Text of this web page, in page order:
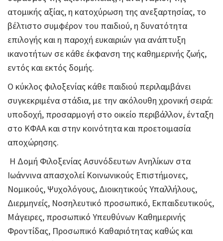
ατομικής αξίας, η κατοχύρωση της ανεξαρτησίας, το
βέλτιστο συμφέρον του παιδιού, η δυνατότητα
επιλογής και η παροχή ευκαιριών για ανάπτυξη
ικανοτήτων σε κάθε έκφανση της καθημερινής ζωής,
εντός και εκτός δομής.
Ο κύκλος φιλοξενίας κάθε παιδιού περιλαμβάνει
συγκεκριμένα στάδια, με την ακόλουθη χρονική σειρά:
υποδοχή, προσαρμογή στο οικείο περιβάλλον, ένταξη
στο ΚΦΑΑ και στην κοινότητα και προετοιμασία
αποχώρησης.
Η Δομή Φιλοξενίας Ασυνόδευτων Ανηλίκων στα
Ιωάννινα απασχολεί Κοινωνικούς Επιστήμονες,
Νομικούς, Ψυχολόγους, Διοικητικούς Υπαλλήλους,
Διερμηνείς, Νοσηλευτικό προσωπικό, Εκπαιδευτικούς,
Μάγειρες, προσωπικό Υπευθύνων Καθημερινής
Φροντίδας, Προσωπικό Καθαριότητας καθώς και